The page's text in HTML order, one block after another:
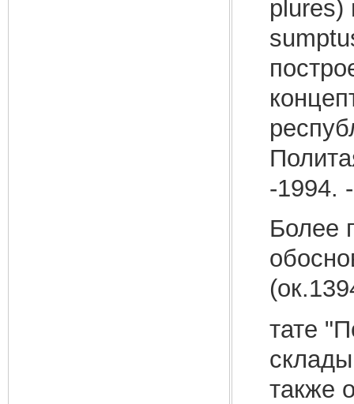
plures)
-1994.
Более
тате
также